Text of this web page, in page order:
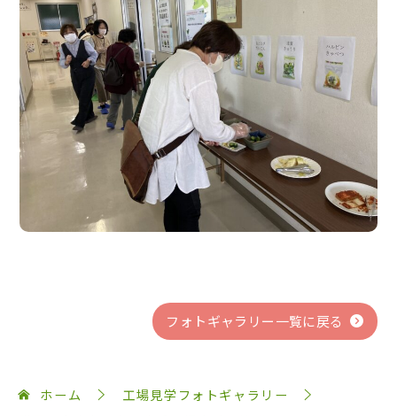
フォトギャラリー一覧に戻る
ホーム
工場見学フォトギャラリー